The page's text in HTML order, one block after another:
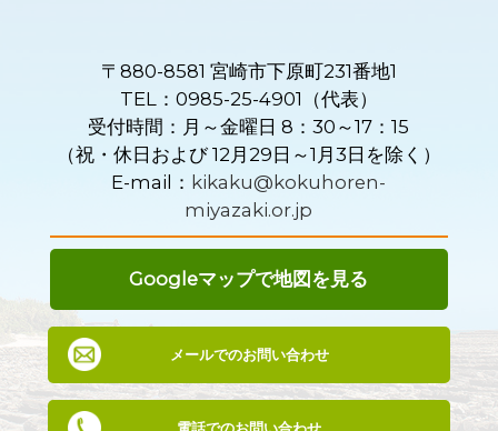
〒880-8581 宮崎市下原町231番地1
TEL：0985-25-4901（代表）
受付時間：月～金曜日 8：30～17：15
（祝・休日および 12月29日～1月3日を除く）
E-mail： kikaku@kokuhoren-
miyazaki.or.jp
Googleマップで地図を見る
メールでのお問い合わせ